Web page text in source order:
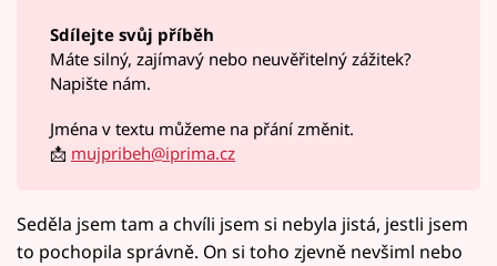
Sdílejte svůj příběh
Máte silný, zajímavý nebo neuvěřitelný zážitek?
Napište nám.
Jména v textu můžeme na přání změnit.
📩 mujpribeh@iprima.cz
Seděla jsem tam a chvíli jsem si nebyla jistá, jestli jsem
to pochopila správně. On si toho zjevně nevšiml nebo